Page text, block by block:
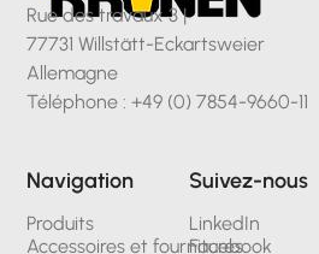
Rue des travaux 3 |
77731 Willstätt-Eckartsweier
Allemagne
Téléphone : +49 (0) 7854-9660-11
Navigation
Produits
Accessoires et fournitures
Suivez-nous
LinkedIn
Facebook